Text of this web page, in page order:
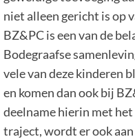
niet alleen gericht is op
BZ&PC is een van de
Bodegraafse
vele van deze kinderen
en komen dan ook bij
deelname hierin met
traject, wordt er ook aan